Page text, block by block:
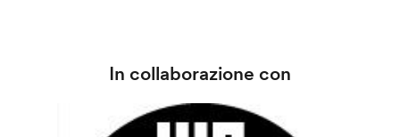
In collaborazione con